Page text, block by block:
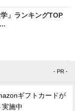
」ランキングTOP
- PR -
ギフトカードが
実施中